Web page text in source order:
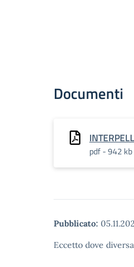
Documenti
pdf - 942 kb
Pubblicato:
Eccetto dove